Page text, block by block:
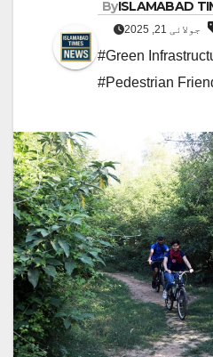
ByISLAMABAD
جولائی 21, 2025
#Green
#Pedestrian